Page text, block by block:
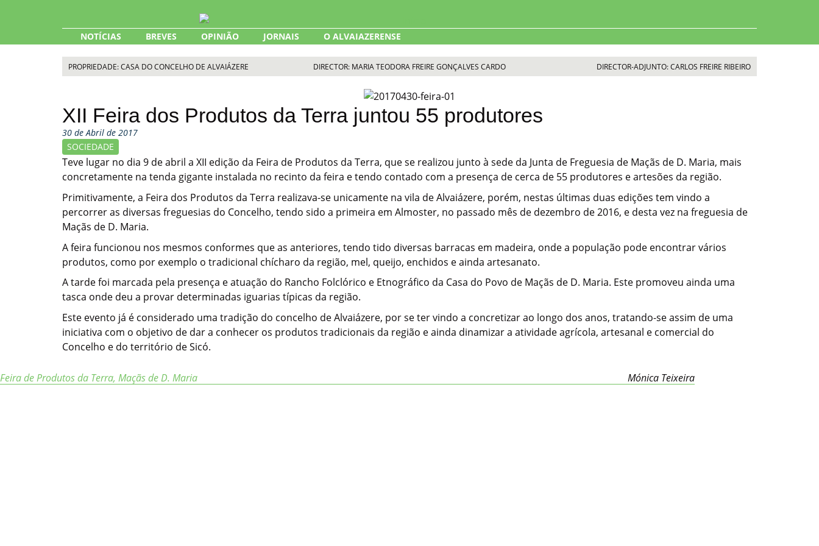
NOTÍCIAS BREVES OPINIÃO JORNAIS O ALVAIAZERENSE
PROPRIEDADE: CASA DO CONCELHO DE ALVAIÁZERE DIRECTOR: MARIA TEODORA FREIRE GONÇALVES CARDO DIRECTOR-ADJUNTO: CARLOS FREIRE RIBEIRO
XII Feira dos Produtos da Terra juntou 55 produtores
30 de Abril de 2017
SOCIEDADE
Teve lugar no dia 9 de abril a XII edição da Feira de Produtos da Terra, que se realizou junto à sede da Junta de Freguesia de Maçãs de D. Maria, mais
concretamente na tenda gigante instalada no recinto da feira e tendo contado com a presença de cerca de 55 produtores e artesões da região.
Primitivamente, a Feira dos Produtos da Terra realizava-se unicamente na vila de Alvaiázere, porém, nestas últimas duas edições tem vindo a
percorrer as diversas freguesias do Concelho, tendo sido a primeira em Almoster, no passado mês de dezembro de 2016, e desta vez na freguesia de
Maçãs de D. Maria.
A feira funcionou nos mesmos conformes que as anteriores, tendo tido diversas barracas em madeira, onde a população pode encontrar vários
produtos, como por exemplo o tradicional chícharo da região, mel, queijo, enchidos e ainda artesanato.
A tarde foi marcada pela presença e atuação do Rancho Folclórico e Etnográfico da Casa do Povo de Maçãs de D. Maria. Este promoveu ainda uma
tasca onde deu a provar determinadas iguarias típicas da região.
Este evento já é considerado uma tradição do concelho de Alvaiázere, por se ter vindo a concretizar ao longo dos anos, tratando-se assim de uma
iniciativa com o objetivo de dar a conhecer os produtos tradicionais da região e ainda dinamizar a atividade agrícola, artesanal e comercial do
Concelho e do território de Sicó.
Feira de Produtos da Terra, Maçãs de D. Maria Mónica Teixeira